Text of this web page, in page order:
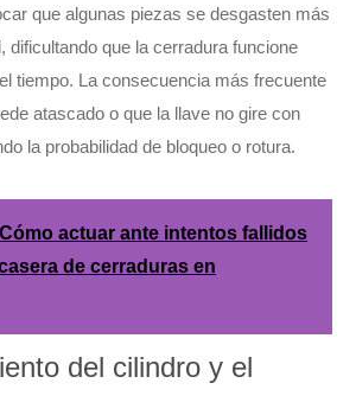
que algunas piezas se desgasten más
dificultando que la cerradura funcione
tiempo. La consecuencia más frecuente
atascado o que la llave no gire con
la probabilidad de bloqueo o rotura.
Cómo actuar ante intentos fallidos
de cerraduras en
del cilindro y el